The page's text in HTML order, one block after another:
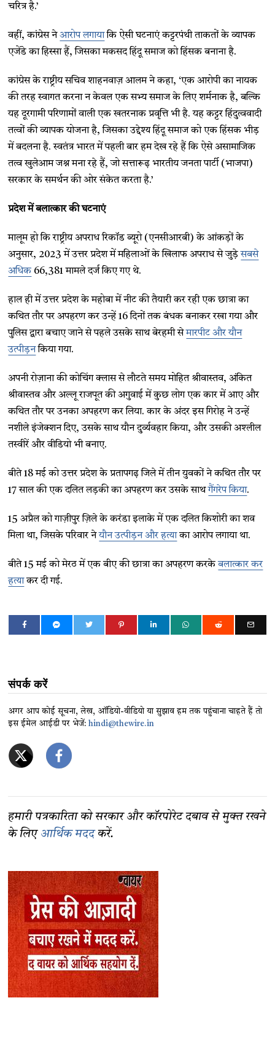
चरित्र है.’
वहीं, कांग्रेस नेआरोप लगायाकि ऐसी घटनाएं कट्टरपंथी ताकतों के व्यापक
एजेंडे का हिस्सा हैं, जिसका मकसद हिंदू समाज को हिंसक बनाना है.
कांग्रेस के राष्ट्रीय सचिव शाहनवाज़ आलम ने कहा, ‘एक आरोपी का नायक
की तरह स्वागत करना न केवल एक सभ्य समाज के लिए शर्मनाक है, बल्कि
यह दूरगामी परिणामों वाली एक खतरनाक प्रवृत्ति भी है. यह कट्टर हिंदुत्ववादी
तत्वों की व्यापक योजना है, जिसका उद्देश्य हिंदू समाज को एक हिंसक भीड़
में बदलना है. स्वतंत्र भारत में पहली बार हम देख रहे हैं कि ऐसे असामाजिक
तत्व खुलेआम जश्न मना रहे हैं, जो सत्तारूढ़ भारतीय जनता पार्टी (भाजपा)
सरकार के समर्थन की ओर संकेत करता है.’
प्रदेश में बलात्कार की घटनाएं
मालूम हो कि राष्ट्रीय अपराध रिकॉड ब्यूरो (एनसीआरबी) के आंकड़ों के
अनुसार, 2023 में उत्तर प्रदेश में महिलाओं के खिलाफ अपराध से जुड़ेसबसे
अधिक 66,381 मामले दर्ज किए गए थे.
हाल ही में उत्तर प्रदेश के महोबा में नीट की तैयारी कर रही एक छात्रा का
कथित तौर पर अपहरण कर उन्हें 16 दिनों तक बंधक बनाकर रखा गया और
पुलिस द्वारा बचाए जाने से पहले उसके साथ बेरहमी सेमारपीट और यौन
उत्पीड़नकिया गया.
अपनी रोज़ाना की कोचिंग क्लास से लौटते समय मोहित श्रीवास्तव, अंकित
श्रीवास्तव और अल्लू राजपूत की अगुवाई में कुछ लोग एक कार में आए और
कथित तौर पर उनका अपहरण कर लिया. कार के अंदर इस गिरोह ने उन्हें
नशीले इंजेक्शन दिए, उसके साथ यौन दुर्व्यवहार किया, और उसकी अश्लील
तस्वीरें और वीडियो भी बनाए.
बीते 18 मई को उत्तर प्रदेश के प्रतापगढ़ जिले में तीन युवकों ने कथित तौर पर
17 साल की एक दलित लड़की का अपहरण कर उसके साथगैंगरेप किया.
15 अप्रैल को गाज़ीपुर ज़िले के करंडा इलाके में एक दलित किशोरी का शव
मिला था, जिसके परिवार नेयौन उत्पीड़न और हत्याका आरोप लगाया था.
बीते 15 मई को मेरठ में एक बीए की छात्रा का अपहरण करकेबलात्कार कर
हत्याकर दी गई.
संपर्क करें
अगर आप कोई सूचना, लेख, ऑडियो-वीडियो या सुझाव हम तक पहुंचाना चाहते हैं तो
इस ईमेल आईडी पर भेजें:hindi@thewire.in
हमारी पत्रकारिता को सरकार और कॉरपोरेट दबाव से मुक्त रखने
के लिए आर्थिक मददकरें.